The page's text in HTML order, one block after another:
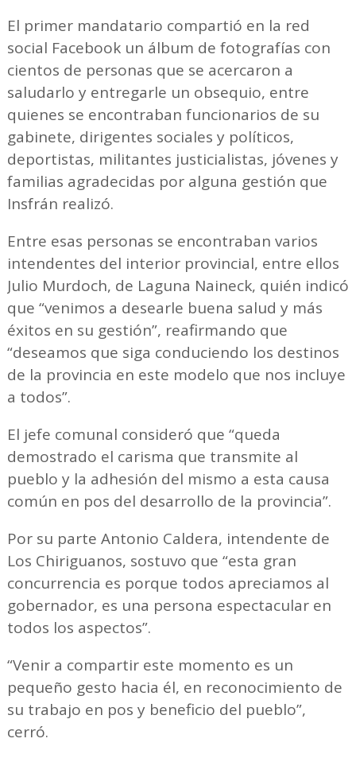
El primer mandatario compartió en la red
social Facebook un álbum de fotografías con
cientos de personas que se acercaron a
saludarlo y entregarle un obsequio, entre
quienes se encontraban funcionarios de su
gabinete, dirigentes sociales y políticos,
deportistas, militantes justicialistas, jóvenes y
familias agradecidas por alguna gestión que
Insfrán realizó.
Entre esas personas se encontraban varios
intendentes del interior provincial, entre ellos
Julio Murdoch, de Laguna Naineck, quién indicó
que “venimos a desearle buena salud y más
éxitos en su gestión”, reafirmando que
“deseamos que siga conduciendo los destinos
de la provincia en este modelo que nos incluye
a todos”.
El jefe comunal consideró que “queda
demostrado el carisma que transmite al
pueblo y la adhesión del mismo a esta causa
común en pos del desarrollo de la provincia”.
Por su parte Antonio Caldera, intendente de
Los Chiriguanos, sostuvo que “esta gran
concurrencia es porque todos apreciamos al
gobernador, es una persona espectacular en
todos los aspectos”.
“Venir a compartir este momento es un
pequeño gesto hacia él, en reconocimiento de
su trabajo en pos y beneficio del pueblo”,
cerró.